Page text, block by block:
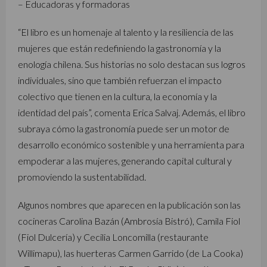
– Educadoras y formadoras
“El libro es un homenaje al talento y la resiliencia de las
mujeres que están redefiniendo la gastronomía y la
enología chilena. Sus historias no solo destacan sus logros
individuales, sino que también refuerzan el impacto
colectivo que tienen en la cultura, la economía y la
identidad del país”, comenta Erica Salvaj. Además, el libro
subraya cómo la gastronomía puede ser un motor de
desarrollo económico sostenible y una herramienta para
empoderar a las mujeres, generando capital cultural y
promoviendo la sustentabilidad.
Algunos nombres que aparecen en la publicación son las
cocineras Carolina Bazán (Ambrosía Bistró), Camila Fiol
(Fiol Dulcería) y Cecilia Loncomilla (restaurante
Willimapu), las huerteras Carmen Garrido (de La Cooka)